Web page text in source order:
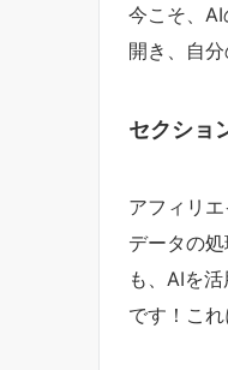
今こそ、
開き、自
セクショ
アフィリ
データの
も、AIを
です！こ